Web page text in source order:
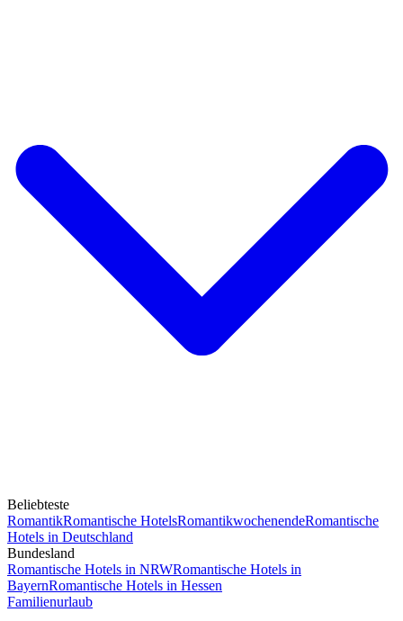
Beliebteste
RomantikRomantische HotelsRomantikwochenendeRomantische
Hotels in Deutschland
Bundesland
Romantische Hotels in NRWRomantische Hotels in
BayernRomantische Hotels in Hessen
Familienurlaub